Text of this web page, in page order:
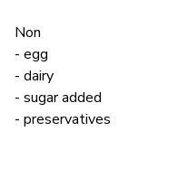
Non
- egg
- dairy
- sugar added
- preservatives